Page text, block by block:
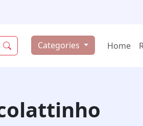
Categories Home